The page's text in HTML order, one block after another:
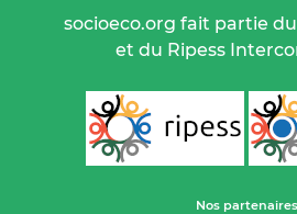
socioeco.org fait partie
et du Ripess
Nos partenaires